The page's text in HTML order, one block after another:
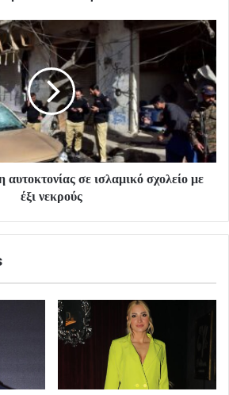
σε ισλαμικό σχολείο με
έξι νεκρούς